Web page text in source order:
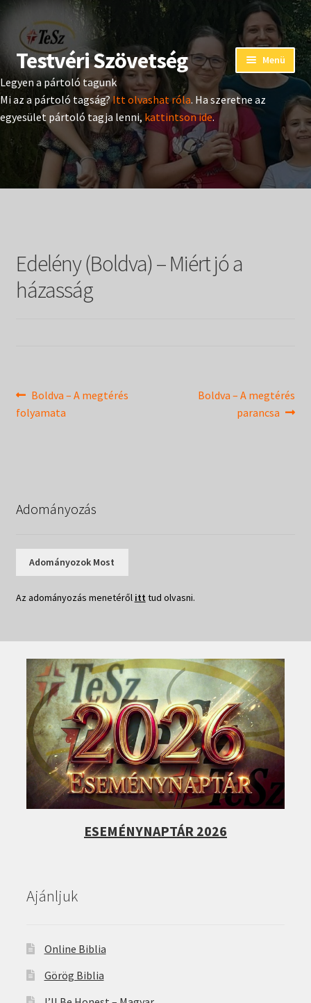
Ugrás
a
navigációhoz
Kilépés
a
tartalomba
Testvéri Szövetség Menü
Eseménynaptár
Adományozás
Pártoló tag belépés
Kiadványok
Legyen a pártoló tagunk
Mi az a pártoló tagság?Itt olvashat róla. Ha szeretne az
egyesület pártoló tagja lenni, kattintson ide.
Edelény (Boldva) – Miért jó a
házasság
Bejegyzés
navigáció
Previous
post:
Boldva – A megtérés
folyamata
Next
Boldva – A megtérés
parancsa
Adományozás
Adományozok Most
Az adományozás menetéről itt tud olvasni.
ESEMÉNYNAPTÁR 2026
Ajánljuk
Online Biblia
Görög Biblia